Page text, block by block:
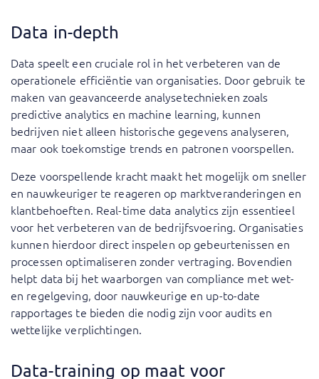
Data in-depth
Data speelt een cruciale rol in het verbeteren van de
operationele efficiëntie van organisaties. Door gebruik te
maken van geavanceerde analysetechnieken zoals
predictive analytics en machine learning, kunnen
bedrijven niet alleen historische gegevens analyseren,
maar ook toekomstige trends en patronen voorspellen.
Deze voorspellende kracht maakt het mogelijk om sneller
en nauwkeuriger te reageren op marktveranderingen en
klantbehoeften. Real-time data analytics zijn essentieel
voor het verbeteren van de bedrijfsvoering. Organisaties
kunnen hierdoor direct inspelen op gebeurtenissen en
processen optimaliseren zonder vertraging. Bovendien
helpt data bij het waarborgen van compliance met wet-
en regelgeving, door nauwkeurige en up-to-date
rapportages te bieden die nodig zijn voor audits en
wettelijke verplichtingen.
Data-training op maat voor